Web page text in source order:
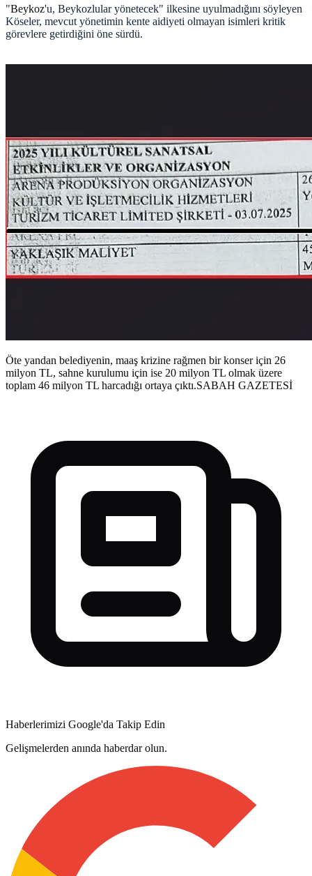
"Beykoz'u, Beykozlular yönetecek" ilkesine uyulmadığını söyleyen
Köseler, mevcut yönetimin kente aidiyeti olmayan isimleri kritik
görevlere getirdiğini öne sürdü.
Öte yandan belediyenin, maaş krizine rağmen bir konser için 26
milyon TL, sahne kurulumu için ise 20 milyon TL olmak üzere
toplam 46 milyon TL harcadığı ortaya çıktı.SABAH GAZETESİ
Haberlerimizi Google'da Takip Edin
Gelişmelerden anında haberdar olun.